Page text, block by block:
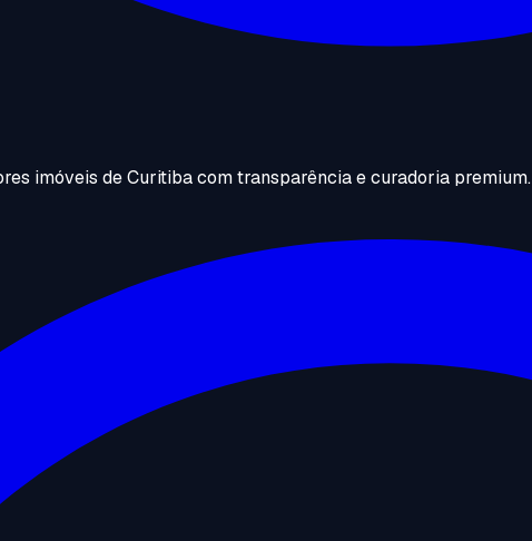
imóveis de Curitiba com transparência e curadoria premium.